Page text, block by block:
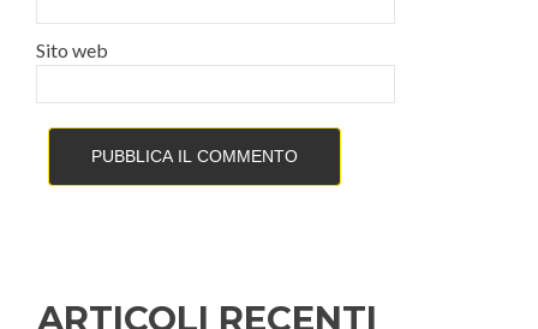
Sito web
ARTICOLI RECENTI